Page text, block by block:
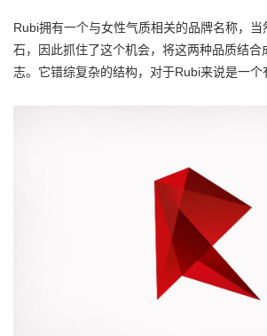
Rubi拥有一个与女性气质相关的品牌名称，当
石，因此抓住了这个机会，将这两种品质结合
志。它错综复杂的结构，对于Rubi来说是一个